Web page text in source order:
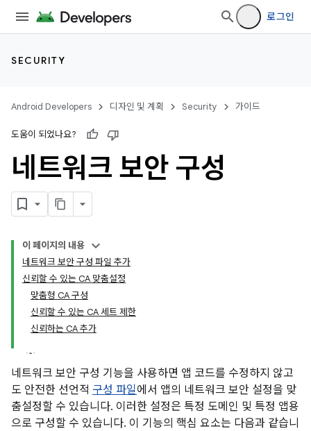
로그인
SECURITY
Android Developers 디자인 및 계획 Security 가이드
도움이 되었나요?
네트워크 보안 구성
이 페이지의 내용
네트워크 보안 구성 파일 추가
신뢰할 수 있는 CA 맞춤설정
맞춤형 CA 구성
신뢰할 수 있는 CA 세트 제한
신뢰하는 CA 추가
네트워크 보안 구성 기능을 사용하면 앱 코드를 수정하지 않고
도 안전한 선언적 구성 파일에서 앱의 네트워크 보안 설정을 맞
춤설정할 수 있습니다. 이러한 설정은 특정 도메인 및 특정 앱용
으로 구성할 수 있습니다. 이 기능의 핵심 요소는 다음과 같습니